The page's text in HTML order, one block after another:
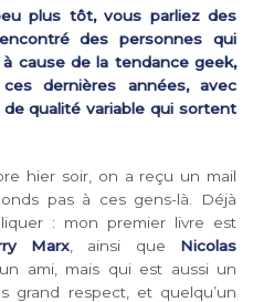
plus tôt, vous parliez des
des personnes qui
cause de la tendance geek,
dernières années, avec
qualité variable qui sortent
hier soir, on a reçu un mail
pas à ces gens-là. Déjà
: mon premier livre est
Marx, ainsi que Nicolas
ami, mais qui est aussi un
grand respect, et quelqu’un